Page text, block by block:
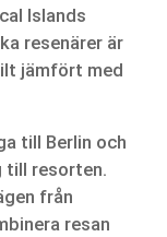
Islands
resenärer är
jämfört med
till Berlin och
till resorten.
från
resan